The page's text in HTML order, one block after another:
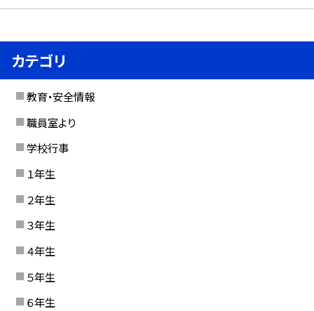
カテゴリ
教育・安全情報
職員室より
学校行事
１年生
２年生
３年生
４年生
５年生
６年生